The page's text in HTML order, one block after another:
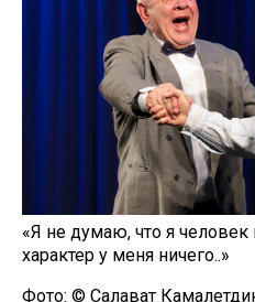
«Я не думаю, что я человек
характер у меня ничего..»
Фото: © Салават